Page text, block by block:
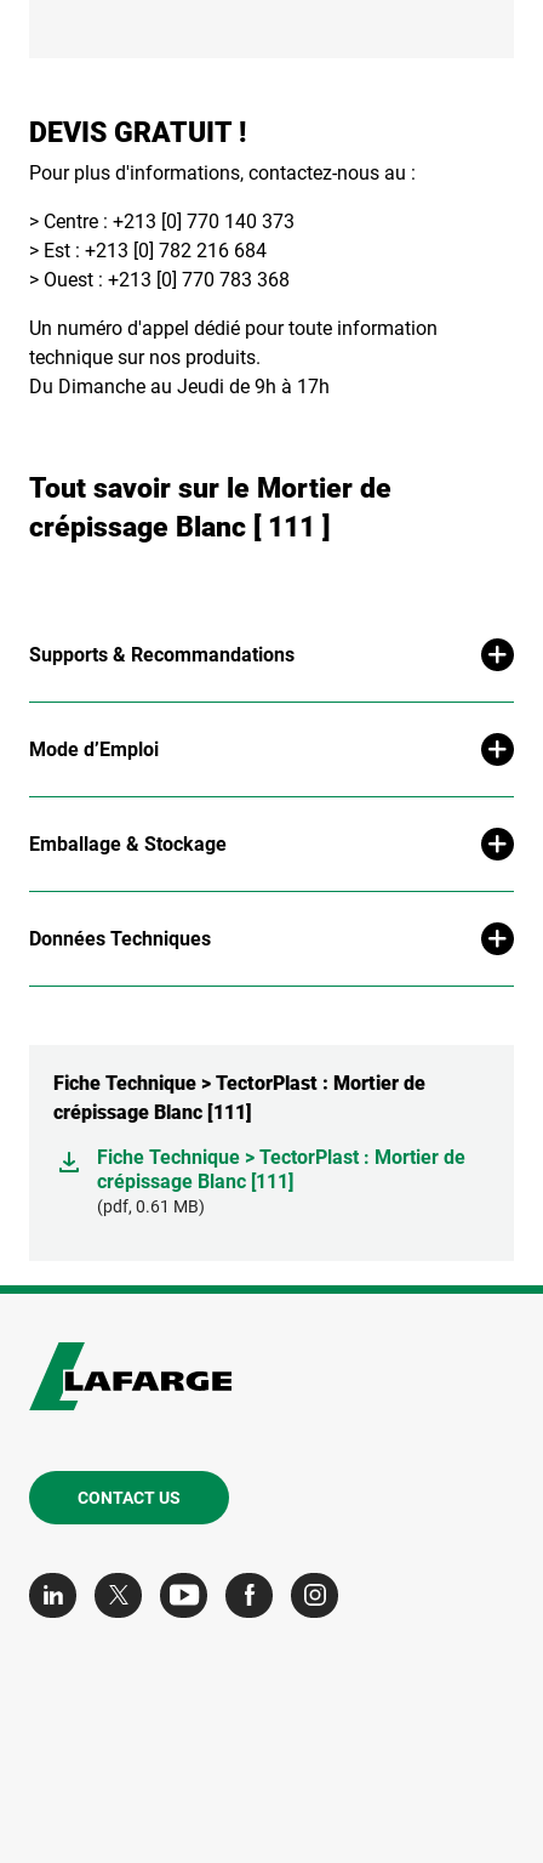
DEVIS GRATUIT !
Pour plus d'informations, contactez-nous au :
> Centre : +213 [0] 770 140 373
> Est : +213 [0] 782 216 684
> Ouest : +213 [0] 770 783 368
Un numéro d'appel dédié pour toute information
technique sur nos produits.
Du Dimanche au Jeudi de 9h à 17h
Tout savoir sur le Mortier de
crépissage Blanc [ 111 ]
Supports & Recommandations
Mode d’Emploi
Emballage & Stockage
Données Techniques
Fiche Technique > TectorPlast : Mortier de
crépissage Blanc [111]
Fiche Technique > TectorPlast : Mortier de
crépissage Blanc [111]
(pdf, 0.61 MB)
CONTACT US